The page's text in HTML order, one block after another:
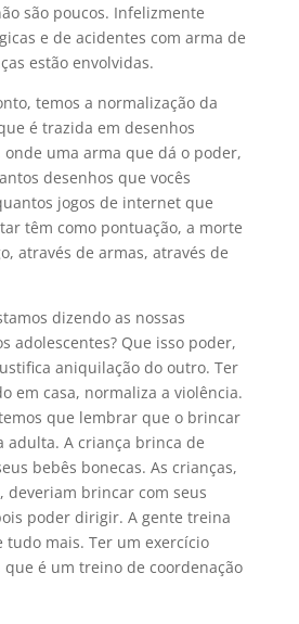
são poucos. Infelizmente
e de acidentes com arma de
estão envolvidas.
temos a normalização da
é trazida em desenhos
uma arma que dá o poder,
desenhos que vocês
jogos de internet que
têm como pontuação, a morte
através de armas, através de
dizendo as nossas
adolescentes? Que isso poder,
aniquilação do outro. Ter
em casa, normaliza a violência.
que lembrar que o brincar
adulta. A criança brinca de
bebês bonecas. As crianças,
deveriam brincar com seus
poder dirigir. A gente treina
tudo mais. Ter um exercício
que é um treino de coordenação